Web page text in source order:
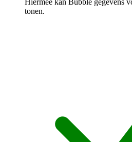
tonen.